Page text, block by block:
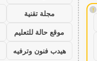
! مجلة تقنية
موقع حالة للتعليم
هيدب فنون وترفيه